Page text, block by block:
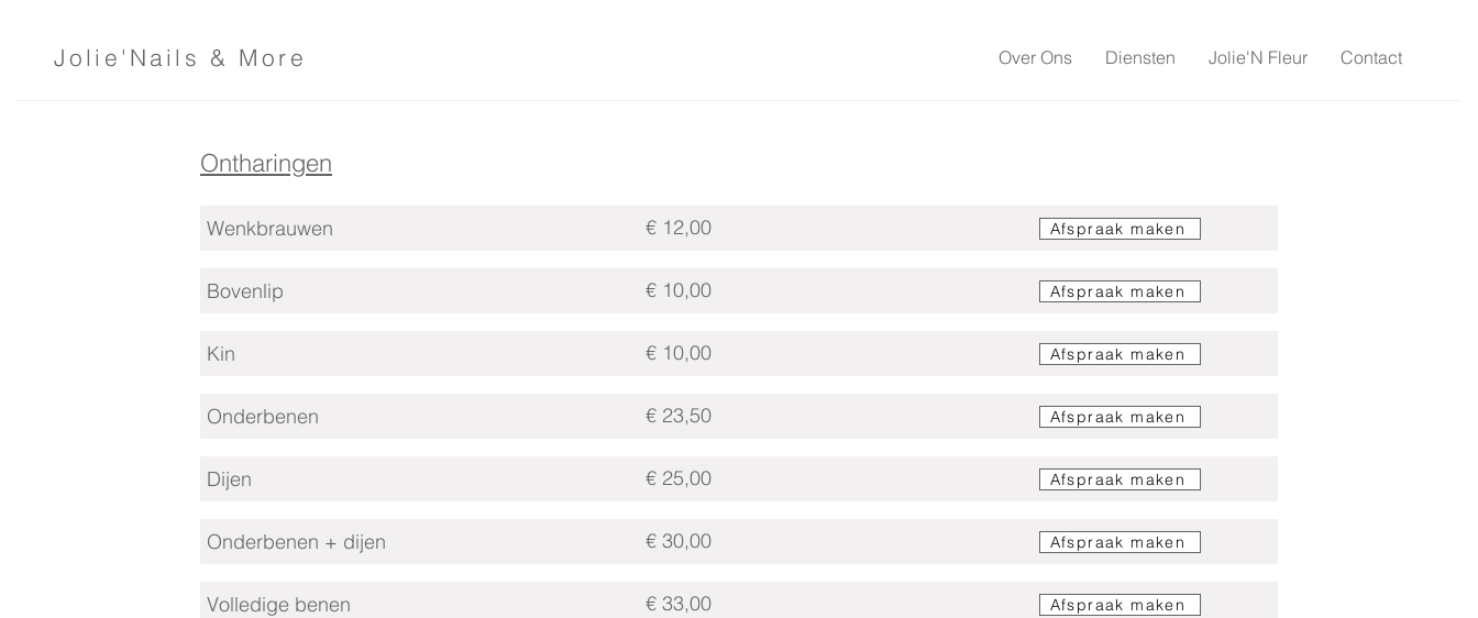
Jolie'Nails & More Over Ons Diensten Jolie'N Fleur Contact
Ontharingen
Wenkbrauwen € 12,00 Afspraak maken
Bovenlip € 10,00 Afspraak maken
Kin € 10,00 Afspraak maken
Onderbenen € 23,50 Afspraak maken
Dijen € 25,00 Afspraak maken
Onderbenen + dijen € 30,00 Afspraak maken
Volledige benen € 33,00 Afspraak maken